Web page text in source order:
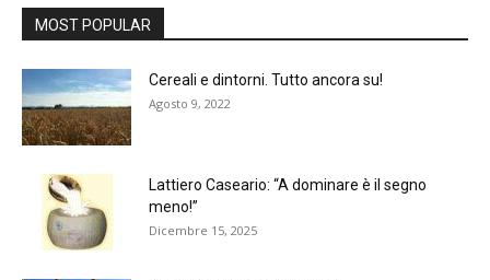
MOST POPULAR
Cereali e dintorni. Tutto ancora su!
Agosto 9, 2022
Lattiero Caseario: “A dominare è il segno
meno!”
Dicembre 15, 2025